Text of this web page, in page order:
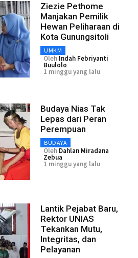
Ziezie Pethome
Manjakan Pemilik
Hewan Peliharaan di
Kota Gunungsitoli
UMKM
Oleh Indah Febriyanti
Buulolo
1 minggu yang lalu
Budaya Nias Tak
Lepas dari Peran
Perempuan
BUDAYA
Oleh Dahlan Miradana
Zebua
1 minggu yang lalu
Lantik Pejabat Baru,
Rektor UNIAS
Tekankan Mutu,
Integritas, dan
Pelayanan